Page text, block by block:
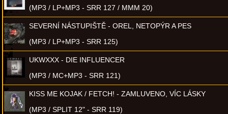
(MP3 / LP+MP3 - SRR 127 / MMM 20)
SEVERNÍ NÁSTUPIŠTĚ - OREL, NETOPÝR A PES
(MP3 / LP+MP3 - SRR 125)
UKWXXX - DIE INFLUENCER
(MP3 / MC+MP3 - SRR 121)
KISS ME KOJAK / FETCH! - ZAMLUVENO, VÍC LÁSKY
(MP3 / SPLIT 12" - SRR 119)